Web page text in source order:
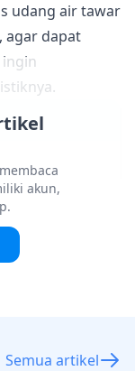
udang air tawar
agar dapat
akun,
Semua artikel